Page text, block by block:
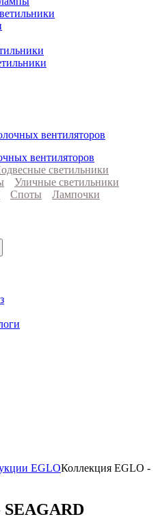
вентиляторов
светильники
Уличные светильники
Споты
Лампочки
EGLOКоллекция EGLO -